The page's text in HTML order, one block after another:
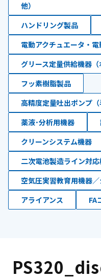
他）
ハンドリング製品
電動アクチュエータ・
グリース定量供給機器（
フッ素樹脂製品
高精度定量吐出ポンプ（
薬液･分析用機器
クリーンシステム機器
二次電池製造ライン対
空気圧実習教育用機器
アライアンス
FA